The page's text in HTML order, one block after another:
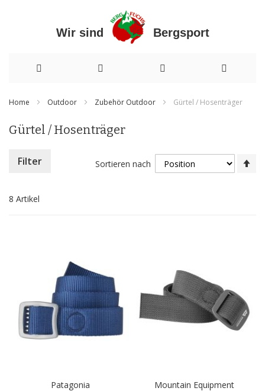
Wir sind Bergsport
Inhalt
Home Outdoor Zubehör Outdoor Gürtel / Hosenträger
Gürtel / Hosenträger
8 Artikel
Sortieren nach
Patagonia
Mountain Equipment
Filter